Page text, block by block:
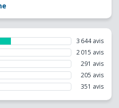
3 644 avis
2 015 avis
291 avis
205 avis
351 avis